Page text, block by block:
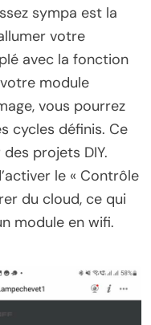
sympa est la
votre
avec la fonction
module
vous pourrez
cycles définis. Ce
projets DIY.
le « Contrôle
du cloud, ce qui
module en wifi.